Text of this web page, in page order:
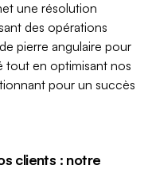
une résolution
des opérations
pierre angulaire pour
tout en optimisant nos
pour un succès
clients : notre